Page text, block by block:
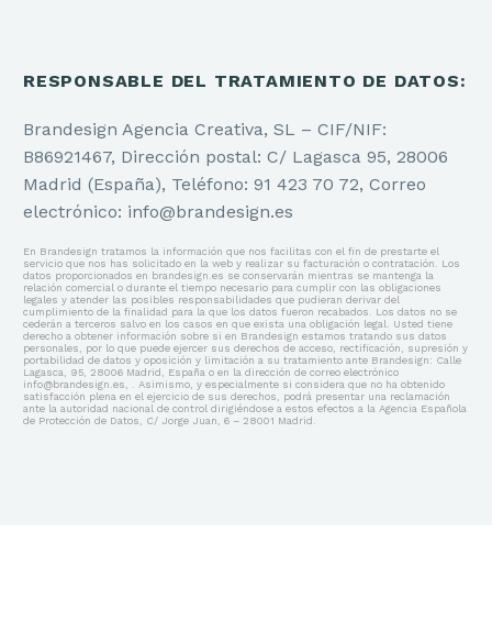
RESPONSABLE DEL TRATAMIENTO DE DATOS:
Brandesign Agencia Creativa, SL – CIF/NIF:
B86921467, Dirección postal: C/ Lagasca 95, 28006
Madrid (España), Teléfono: 91 423 70 72, Correo
electrónico: info@brandesign.es
En Brandesign tratamos la información que nos facilitas con el fin de prestarte el
servicio que nos has solicitado en la web y realizar su facturación o contratación. Los
datos proporcionados en brandesign.es se conservarán mientras se mantenga la
relación comercial o durante el tiempo necesario para cumplir con las obligaciones
legales y atender las posibles responsabilidades que pudieran derivar del
cumplimiento de la finalidad para la que los datos fueron recabados. Los datos no se
cederán a terceros salvo en los casos en que exista una obligación legal. Usted tiene
derecho a obtener información sobre si en Brandesign estamos tratando sus datos
personales, por lo que puede ejercer sus derechos de acceso, rectificación, supresión y
portabilidad de datos y oposición y limitación a su tratamiento ante Brandesign: Calle
Lagasca, 95, 28006 Madrid, España o en la dirección de correo electrónico
info@brandesign.es, . Asimismo, y especialmente si considera que no ha obtenido
satisfacción plena en el ejercicio de sus derechos, podrá presentar una reclamación
ante la autoridad nacional de control dirigiéndose a estos efectos a la Agencia Española
de Protección de Datos, C/ Jorge Juan, 6 – 28001 Madrid.